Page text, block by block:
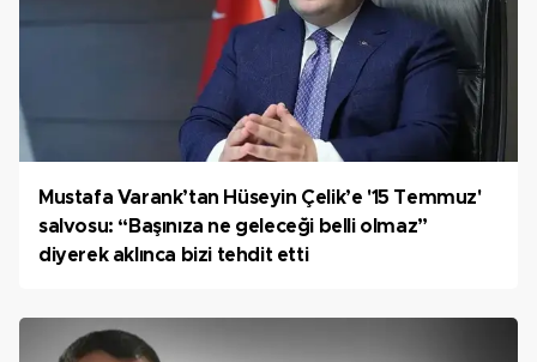
Mustafa Varank’tan Hüseyin Çelik’e '15 Temmuz'
salvosu: “Başınıza ne geleceği belli olmaz”
diyerek aklınca bizi tehdit etti